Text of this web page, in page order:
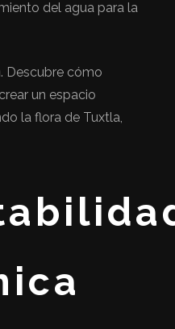
del agua para la
. Descubre cómo
un espacio
la flora de Tuxtla,